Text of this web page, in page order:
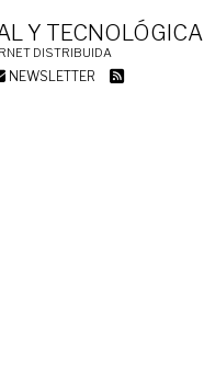
Y TECNOLÓGICA
DISTRIBUIDA
NEWSLETTER